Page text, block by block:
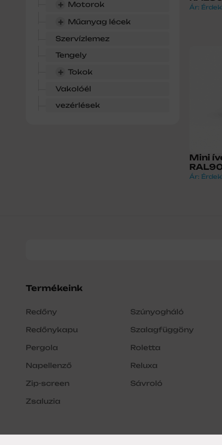
+ Motorok
+
Műanyag lécek
Szervízlemez
Tengely
+ Tokok
Vakolóél
vezérlések
Ár:
Mini
Ár:
Termékeink
Redőny
Redőnykapu
Pergola
Napellenző
Zip-screen
Zsaluzia
Szúnyogháló
Szalagfüggöny
Roletta
Reluxa
Sávroló